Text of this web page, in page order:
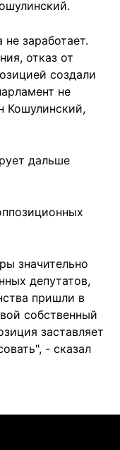
заработает.
отказ от
создали
не
Кошулинский,
дальше
значительно
депутатов,
пришли в
собственный
заставляет
- сказал